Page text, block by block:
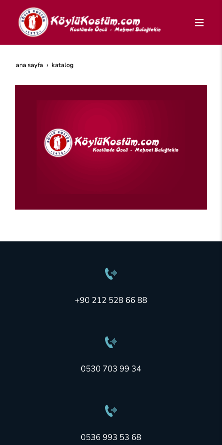
ana sayfa katalog
+90 212 528 66 88
0530 703 99 34
0536 993 53 68